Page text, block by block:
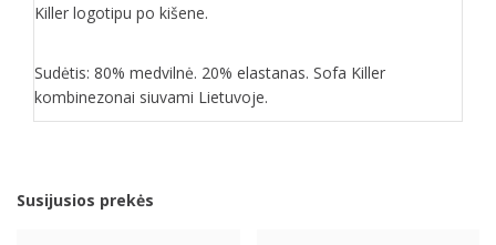
Killer logotipu po kišene.
Sudėtis: 80% medvilnė. 20% elastanas. Sofa Killer
kombinezonai siuvami Lietuvoje.
Susijusios prekės